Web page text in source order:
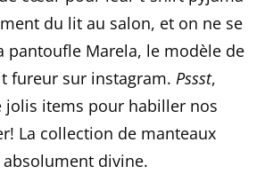
du lit au salon, et on ne se
pantoufle Marela, le modèle de
fureur sur instagram. Pssst,
jolis items pour habiller nos
La collection de manteaux
divine.